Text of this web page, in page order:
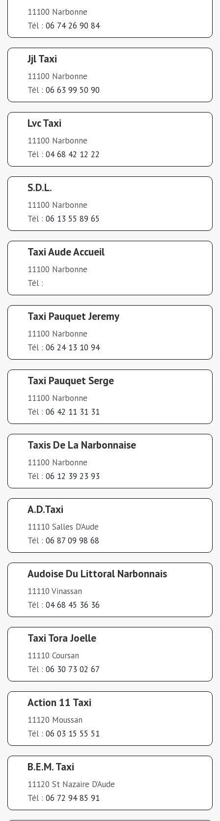
11100 Narbonne
Tél : 06 74 26 90 84
Jjl Taxi
11100 Narbonne
Tél : 06 63 99 50 90
Lvc Taxi
11100 Narbonne
Tél : 04 68 42 12 22
S.D.L.
11100 Narbonne
Tél : 06 13 55 89 65
Taxi Aude Accueil
11100 Narbonne
Tél :
Taxi Pauquet Jeremy
11100 Narbonne
Tél : 06 24 13 10 94
Taxi Pauquet Serge
11100 Narbonne
Tél : 06 42 11 31 31
Taxis De La Narbonnaise
11100 Narbonne
Tél : 06 12 39 23 93
A.D.Taxi
11110 Salles D’Aude
Tél : 06 87 09 98 68
Audoise Du Littoral Narbonnais
11110 Vinassan
Tél : 04 68 45 36 36
Taxi Tora Joelle
11110 Coursan
Tél : 06 30 73 02 67
Action 11 Taxi
11120 Moussan
Tél : 06 03 15 55 51
B.E.M. Taxi
11120 St Nazaire D’Aude
Tél : 06 72 94 85 91